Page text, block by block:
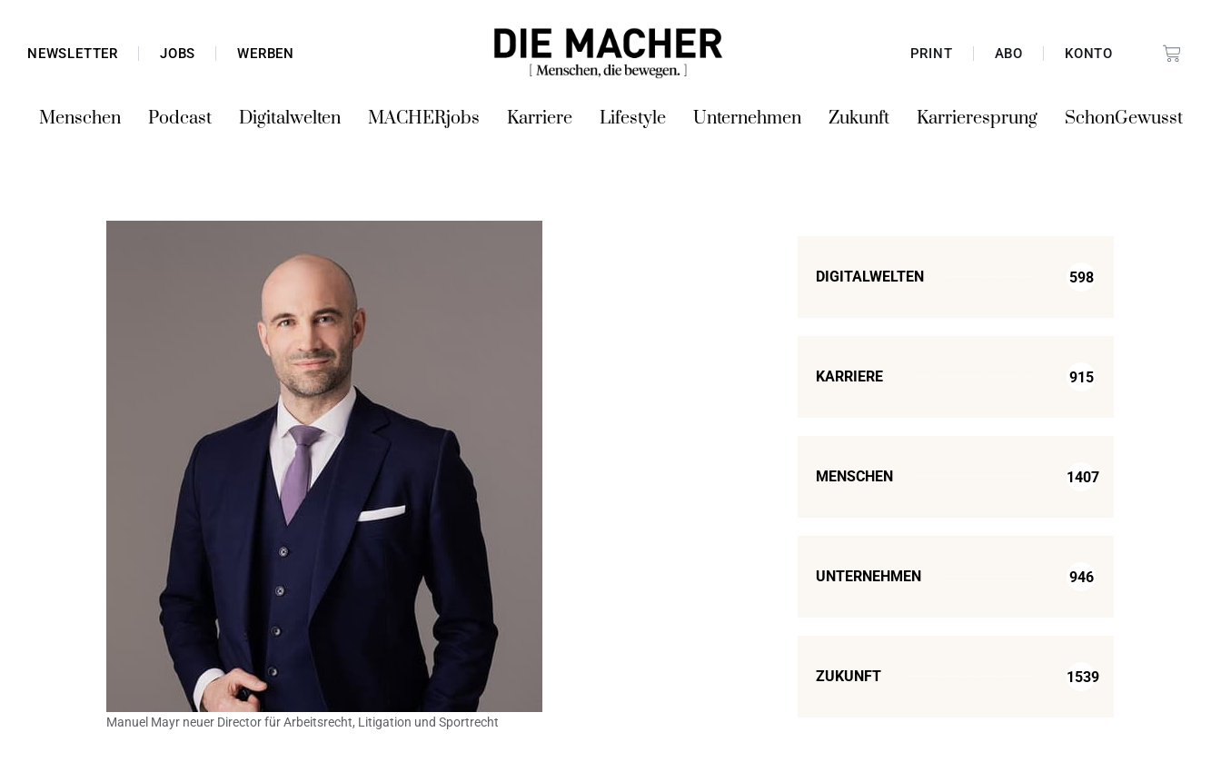
NEWSLETTER JOBS WERBEN PRINT ABO KONTO
Menschen Podcast Digitalwelten MACHERjobs Karriere Lifestyle Unternehmen Zukunft Karrieresprung SchonGewusst
Manuel Mayr neuer Director für Arbeitsrecht, Litigation und Sportrecht
DIGITALWELTEN 598
KARRIERE 915
MENSCHEN 1407
UNTERNEHMEN 946
ZUKUNFT 1539